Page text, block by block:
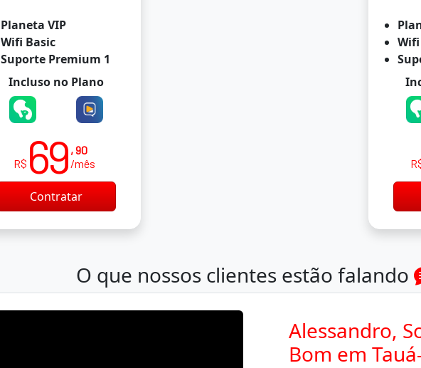
Planeta VIP
Wifi Basic
Suporte Premium 1
Incluso no Plano
R$ 69 , 90
/mês
Contratar
O que nossos clientes estão falando
Alessandro,
Bom em